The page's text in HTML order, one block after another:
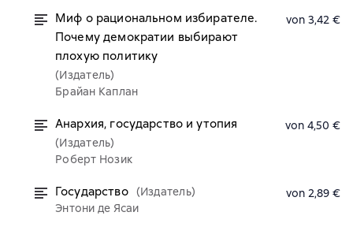
Миф о рациональном избирателе.
Почему демократии выбирают
плохую политику
(Издатель)
Брайан Каплан
von 3,42 €
Анархия, государство и утопия
(Издатель)
Роберт Нозик
von 4,50 €
Государство (Издатель)
Энтони де Ясаи
von 2,89 €